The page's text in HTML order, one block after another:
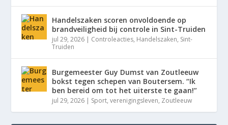
Handelszaken scoren onvoldoende op
brandveiligheid bij controle in Sint-Truiden
jul 29, 2026 | Controleacties, Handelszaken, Sint-
Truiden
Burgemeester Guy Dumst van Zoutleeuw
bokst tegen schepen van Boutersem. “Ik
ben bereid om tot het uiterste te gaan!”
jul 29, 2026 | Sport,verenigingsleven, Zoutleeuw